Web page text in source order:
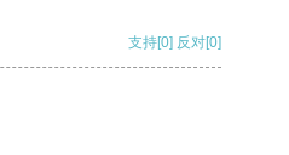
支持[0] 反对[0]